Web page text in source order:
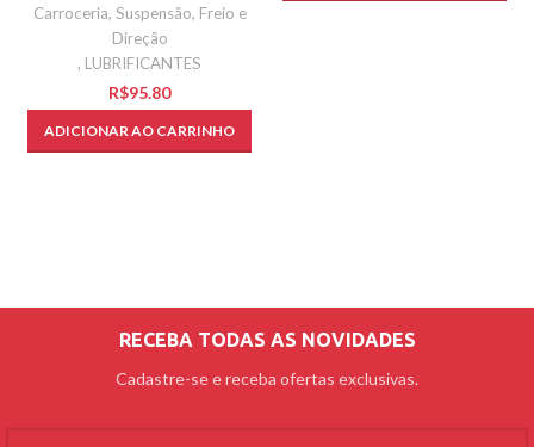
Carroceria, Suspensão, Freio e
Direção
, LUBRIFICANTES
R$
ADICIONAR AO CARRINHO
RECEBA TODAS AS NOVIDADES
Cadastre-se e receba ofertas exclusivas.